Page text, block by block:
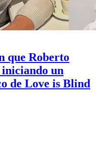
que Roberto
un
de Love is Blind